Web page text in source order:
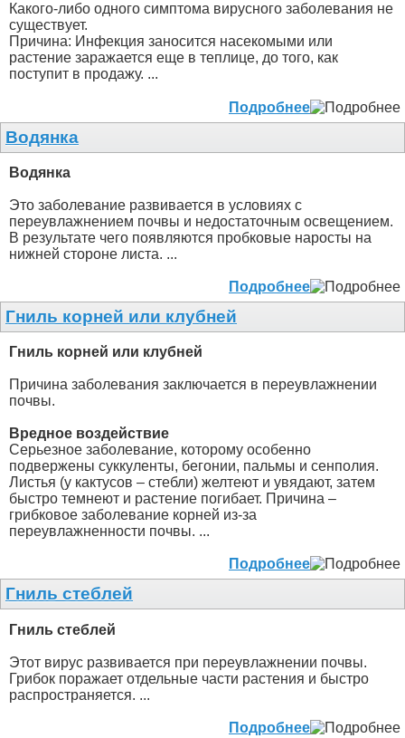
Какого-либо одного симптома вирусного заболевания не
существует.
Причина: Инфекция заносится насекомыми или
растение заражается еще в теплице, до того, как
поступит в продажу. ...
Подробнее
Водянка
Водянка
Это заболевание развивается в условиях с
переувлажнением почвы и недостаточным освещением.
В результате чего появляются пробковые наросты на
нижней стороне листа. ...
Подробнее
Гниль корней или клубней
Гниль корней или клубней
Причина заболевания заключается в переувлажнении
почвы.
Вредное воздействие
Серьезное заболевание, которому особенно
подвержены суккуленты, бегонии, пальмы и сенполия.
Листья (у кактусов – стебли) желтеют и увядают, затем
быстро темнеют и растение погибает. Причина –
грибковое заболевание корней из-за
переувлажненности почвы. ...
Подробнее
Гниль стеблей
Гниль стеблей
Этот вирус развивается при переувлажнении почвы.
Грибок поражает отдельные части растения и быстро
распространяется. ...
Подробнее